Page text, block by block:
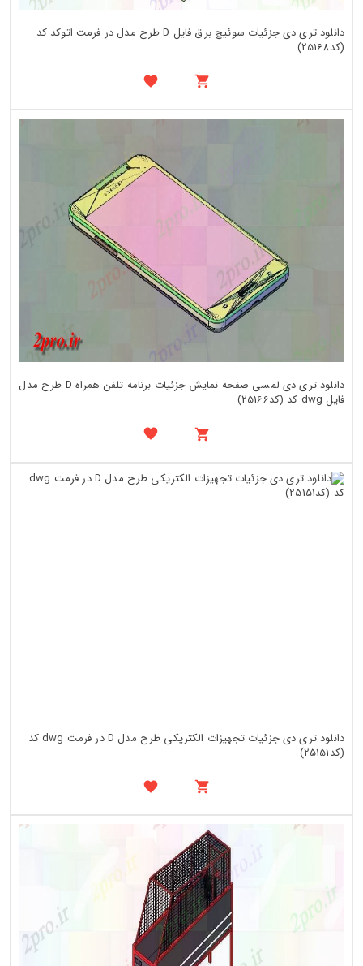
دانلود تری دی جزئیات سوئیچ برق فایل D طرح مدل در فرمت اتوکد کد
(کد25168)
دانلود تری دی لمسی صفحه نمایش جزئیات برنامه تلفن همراه D طرح مدل
فایل dwg کد (کد25166)
دانلود تری دی جزئیات تجهیزات الکتریکی طرح مدل D در فرمت dwg کد
(کد25151)